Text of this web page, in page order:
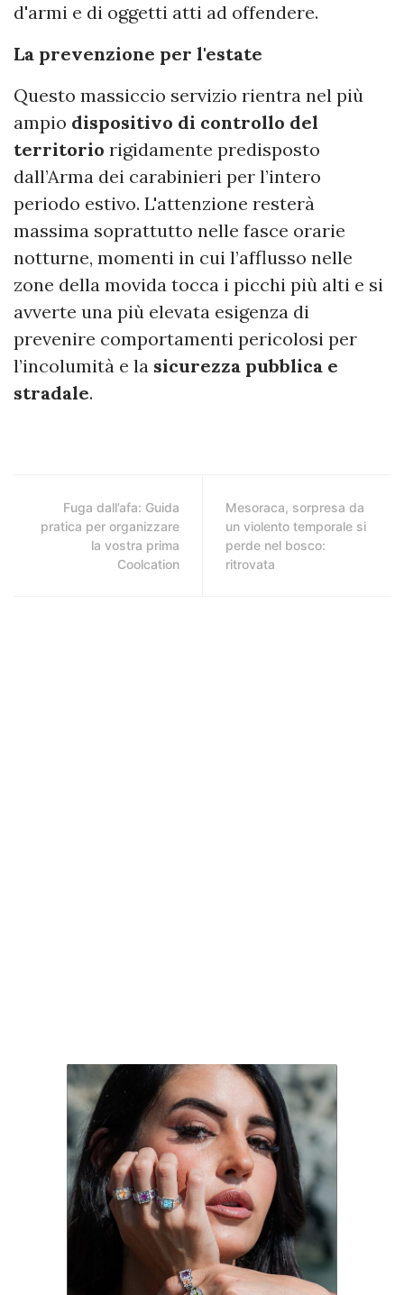
d'armi e di oggetti atti ad offendere.
La prevenzione per l'estate
Questo massiccio servizio rientra nel più
ampio dispositivo di controllo del
territorio rigidamente predisposto
dall’Arma dei carabinieri per l’intero
periodo estivo. L'attenzione resterà
massima soprattutto nelle fasce orarie
notturne, momenti in cui l’afflusso nelle
zone della movida tocca i picchi più alti e si
avverte una più elevata esigenza di
prevenire comportamenti pericolosi per
l’incolumità e la sicurezza pubblica e
stradale.
Fuga dall’afa: Guida
pratica per organizzare
la vostra prima
Coolcation
Mesoraca, sorpresa da
un violento temporale si
perde nel bosco:
ritrovata